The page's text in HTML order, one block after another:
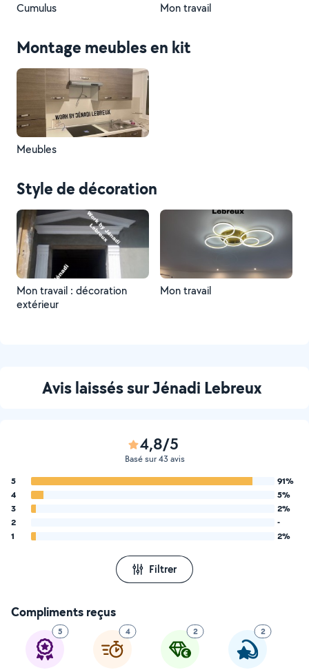
Cumulus Mon travail
Montage meubles en kit
Meubles
Style de décoration
Mon travail : décoration
extérieur
Mon travail
Avis laissés sur Jénadi Lebreux
4,8/5
Basé sur 43 avis
5
91%
4
5%
3
2%
2
-
1
2%
Filtrer
Compliments reçus
5 4 2 2